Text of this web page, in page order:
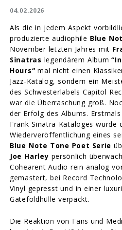
04.02.2026
Als die in jedem Aspekt
produzierte audiophile Blue
November letzten Jahres mit
Sinatras legendärem Album
Hours“ mal nicht einen
Jazz-Katalog, sondern ein
des Schwesterlabels Capitol
war die Überraschung groß.
der Erfolg des Albums.
Frank-Sinatra-Kataloges wurde
Wiederveröffentlichung eines
Blue Note Tone Poet Serie
Joe Harley persönlich
Cohearent Audio rein analog
gemastert, bei Record
Vinyl gepresst und in einer
Gatefoldhülle verpackt.
Die Reaktion von Fans und